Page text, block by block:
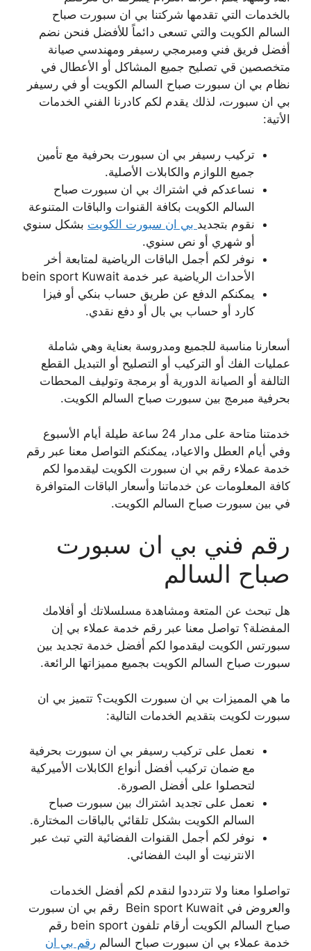
بالخدمات التي تقدمها شركتنا بي ان سبورت صباح
السالم الكويت والتي تسعى دائماً للأفضل فنحن نضم
أفضل فريق فني ومبرمجي رسيفر ومهندسي صيانة
متخصصين قي تصليح جميع المشاكل أو الأعطال في
نظام بي ان سبورت صباح السالم الكويت أو في رسيفر
بي ان سبورت، لذلك يقدم لكم كادرنا الفني الخدمات
الأتية:
تركيب رسيفر بي ان سبورت بحرفية مع تأمين
جميع اللوازم والكابلات الأصلية.
نساعدكم في اشتراك بي ان سبورت صباح
السالم الكويت بكافة القنوات والباقات المتنوعة
نقوم بتجديد بي ان سبورت الكويت بشكل سنوي
أو شهري أو نص سنوي.
نوفر لكم أجمل الباقات الرياضية لمتابعة أخر
الأحداث الرياضية عبر خدمة bein sport Kuwait
يمكنكم الدفع عن طريق حساب بنكي أو فيزا
كارد أو حساب بي بال أو دفع نقدي.
أسعارنا مناسبة للجميع ومدروسة بعناية وهي شاملة
عمليات الفك أو التركيب أو التصليح أو التبديل القطع
التالفة أو الصيانة الدورية أو برمجة وتوليف المحطات
بحرفية مبرمج بين سبورت صباح السالم الكويت.
خدمتنا متاحة على مدار 24 ساعة طيلة أيام الأسبوع
وفي أيام العطل والاعياد، يمكنكم التواصل معنا عبر رقم
خدمة عملاء رقم بي ان سبورت الكويت ليقدموا لكم
كافة المعلومات عن خدماتنا وأسعار الباقات المتوافرة
في بين سبورت صباح السالم الكويت.
رقم فني بي ان سبورت
صباح السالم
هل تبحث عن المتعة ومشاهدة مسلسلاتك أو أفلامك
المفضلة؟ تواصل معنا عبر رقم خدمة عملاء بي إن
سبورتس الكويت ليقدموا لكم أفضل خدمة تجديد بين
سبورت صباح السالم الكويت بجميع مميزاتها الرائعة.
ما هي المميزات بي ان سبورت الكويت؟ تتميز بي ان
سبورت لكويت بتقديم الخدمات التالية:
نعمل على تركيب رسيفر بي ان سبورت بحرفية
مع ضمان تركيب أفضل أنواع الكابلات الأميركية
لتحصلوا على أفضل الصورة.
نعمل على تجديد اشتراك بين سبورت صباح
السالم الكويت بشكل تلقائي بالباقات المختارة.
نوفر لكم أجمل القنوات الفضائية التي تبث عبر
الانترنيت أو البث الفضائي.
تواصلوا معنا ولا تترددوا لنقدم لكم أفضل الخدمات
والعروض في Bein sport Kuwait رقم بي ان سبورت
صباح السالم الكويت أرقام تلفون bein sport رقم
خدمة عملاء بي ان سبورت صباح السالم رقم بي ان